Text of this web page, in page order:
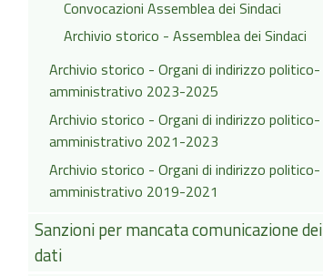
Convocazioni Assemblea dei Sindaci
Archivio storico - Assemblea dei Sindaci
Archivio storico - Organi di indirizzo politico-
amministrativo 2023-2025
Archivio storico - Organi di indirizzo politico-
amministrativo 2021-2023
Archivio storico - Organi di indirizzo politico-
amministrativo 2019-2021
Sanzioni per mancata comunicazione dei
dati